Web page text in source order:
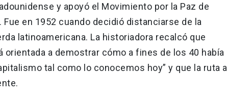
y apoyó el Movimiento por la Paz de
en 1952 cuando decidió distanciarse de la
latinoamericana. La historiadora recalcó que
a demostrar cómo a fines de los 40 había
tal como lo conocemos hoy” y que la ruta a